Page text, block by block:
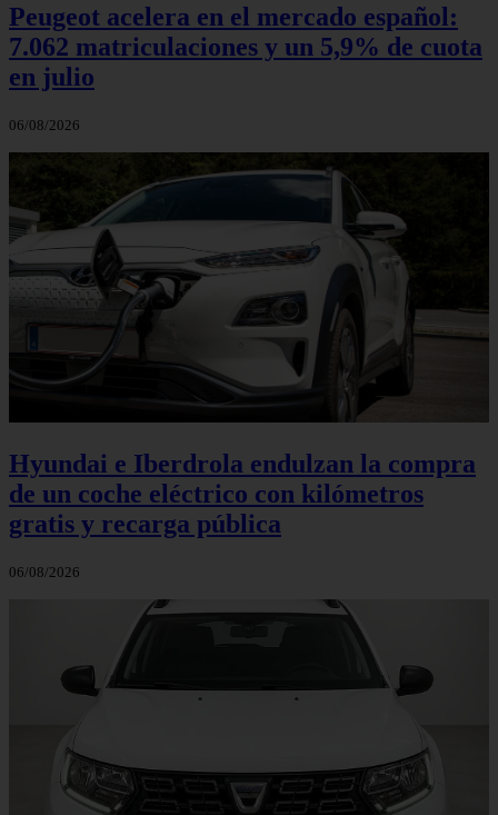
Peugeot acelera en el mercado español:
7.062 matriculaciones y un 5,9% de cuota
en julio
06/08/2026
Hyundai e Iberdrola endulzan la compra
de un coche eléctrico con kilómetros
gratis y recarga pública
06/08/2026